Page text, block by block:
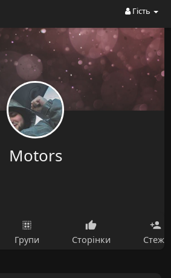
Гість
Motors
Групи Сторінки Стежу